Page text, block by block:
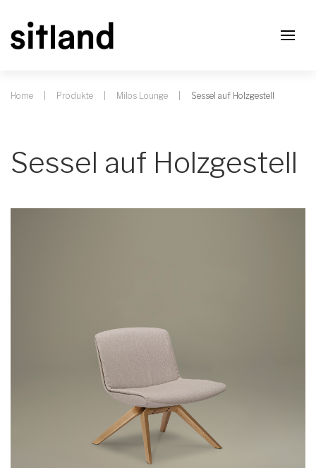
Home Produkte Milos Lounge Sessel auf Holzgestell
Sessel auf Holzgestell